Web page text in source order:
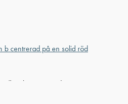
Rights Reserved.